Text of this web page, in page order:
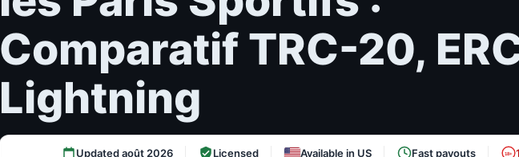
Comparatif TRC-20,
Lightning
Updated août 2026 Licensed Available in US Fast payouts 18+